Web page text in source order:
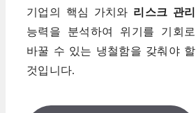
기업의 핵심 가치와 리스크 관리
능력을 분석하여 위기를 기회로
바꿀 수 있는 냉철함을 갖춰야 할
것입니다.